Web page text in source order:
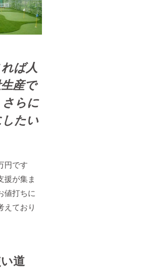
ば人
産で
らに
たい
円です
援が集ま
値打ちに
えており
道